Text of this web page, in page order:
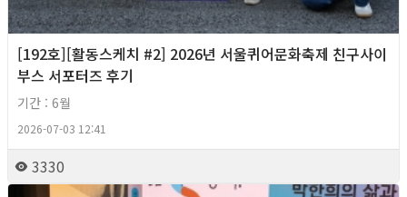
[192호][활동스케치 #2] 2026년 서울퀴어문화축제 친구사이
부스 서포터즈 후기
기간 : 6월
2026-07-03 12:41
3330